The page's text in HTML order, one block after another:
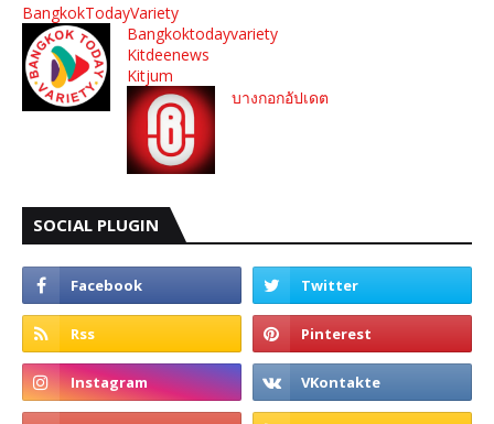
BangkokTodayVariety
Bangkoktodayvariety
Kitdeenews
Kitjum
บางกอกอัปเดต
SOCIAL PLUGIN